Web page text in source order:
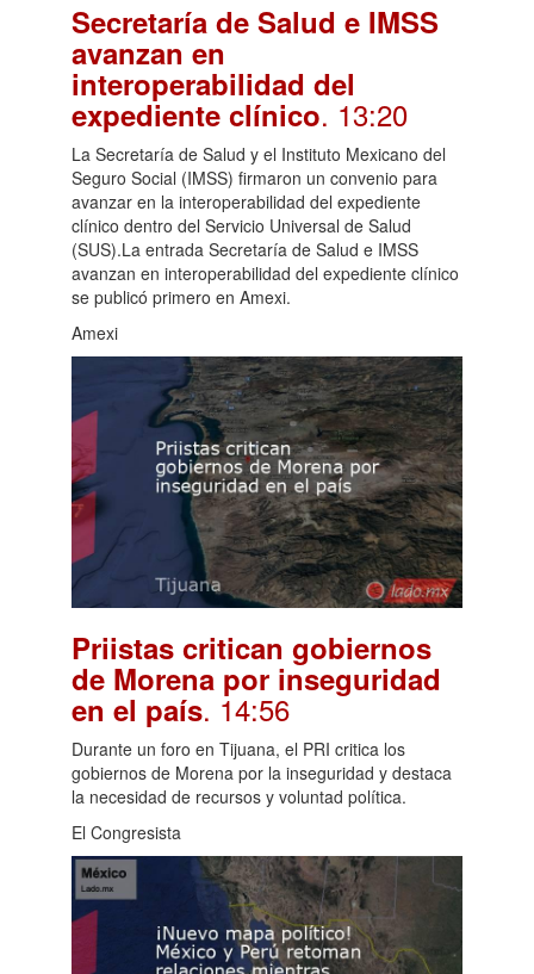
Secretaría de Salud e IMSS
avanzan en
interoperabilidad del
expediente clínico. 13:20
La Secretaría de Salud y el Instituto Mexicano del
Seguro Social (IMSS) firmaron un convenio para
avanzar en la interoperabilidad del expediente
clínico dentro del Servicio Universal de Salud
(SUS).La entrada Secretaría de Salud e IMSS
avanzan en interoperabilidad del expediente clínico
se publicó primero en Amexi.
Amexi
Priistas critican gobiernos
de Morena por inseguridad
en el país. 14:56
Durante un foro en Tijuana, el PRI critica los
gobiernos de Morena por la inseguridad y destaca
la necesidad de recursos y voluntad política.
El Congresista